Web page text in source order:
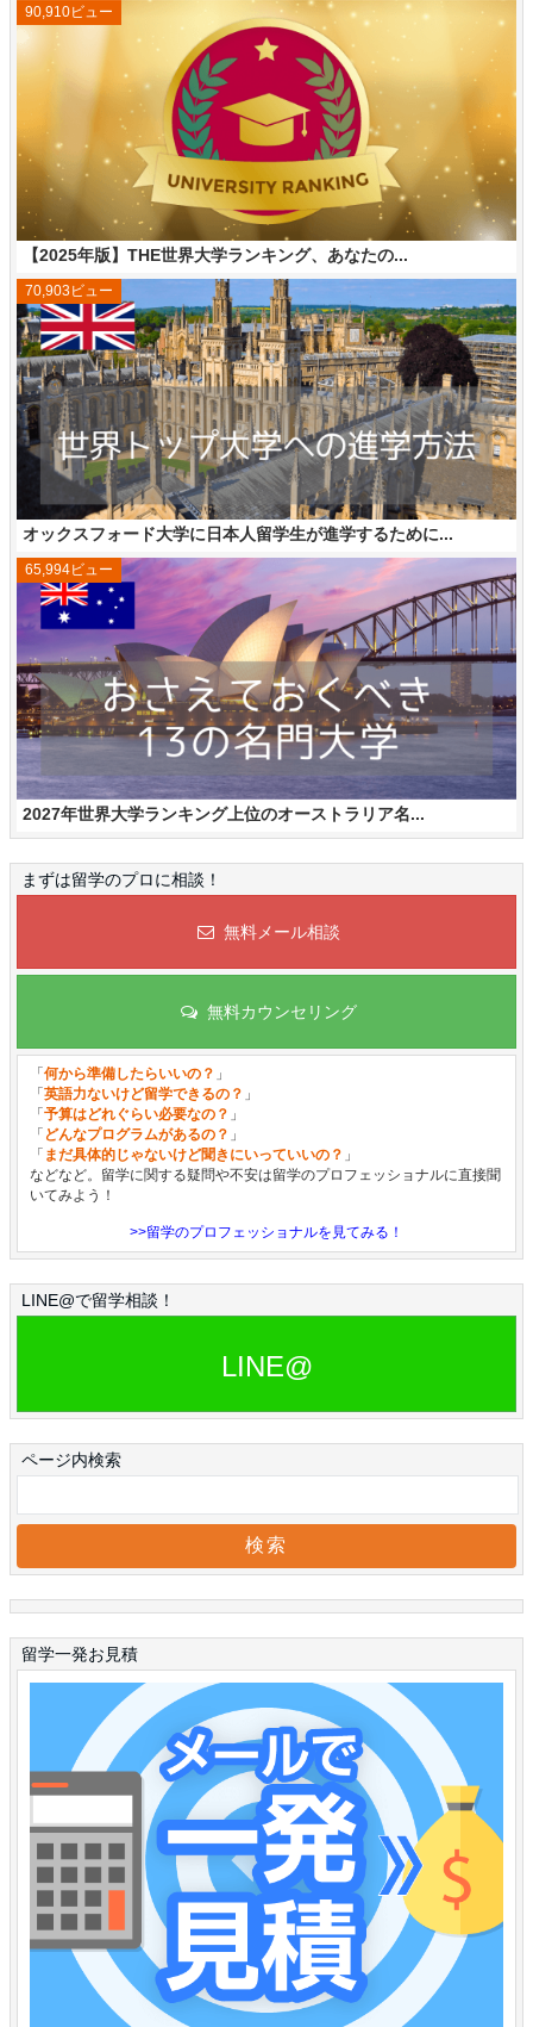
【2025年版】THE世界大学ランキング、あなたの...
90,910ビュー
オックスフォード大学に日本人留学生が進学するために...
70,903ビュー
2027年世界大学ランキング上位のオーストラリア名...
65,994ビュー
まずは留学のプロに相談！
無料メール相談
無料カウンセリング
「何から準備したらいいの？ 」
「英語力ないけど留学できるの？ 」
「予算はどれぐらい必要なの？ 」
「 どんなプログラムがあるの？ 」
「 まだ具体的じゃないけど聞きにいっていいの？ 」
などなど。留学に関する疑問や不安は留学のプロフェッショナルに直接聞
いてみよう！
>>留学のプロフェッショナルを見てみる！
LINE@で留学相談！
LINE@
ページ内検索
留学一発お見積